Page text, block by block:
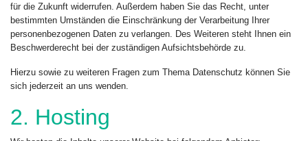
für die Zukunft widerrufen. Außerdem haben Sie das Recht, unter
bestimmten Umständen die Einschränkung der Verarbeitung Ihrer
personenbezogenen Daten zu verlangen. Des Weiteren steht Ihnen ein
Beschwerderecht bei der zuständigen Aufsichtsbehörde zu.
Hierzu sowie zu weiteren Fragen zum Thema Datenschutz können Sie
sich jederzeit an uns wenden.
2. Hosting